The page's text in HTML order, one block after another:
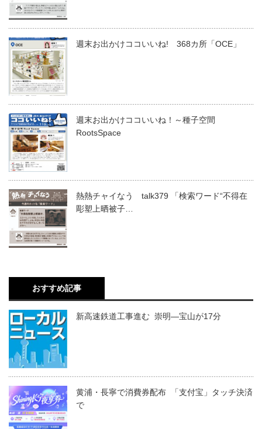
週末お出かけココいいね! 368カ所「OCE」
週末お出かけココいいね！～種子空間
RootsSpace
熱熱チャイなう talk379 「検索ワード“不得在
彫塑上晒被子…
おすすめ記事
新高速鉄道工事進む 崇明―宝山が17分
黄浦・長寧で消費券配布 「支付宝」タッチ決済
で